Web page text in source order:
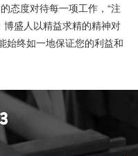
态度对待每一项工作，“注
盛人以精益求精的精神对
始终如一地保证您的利益和